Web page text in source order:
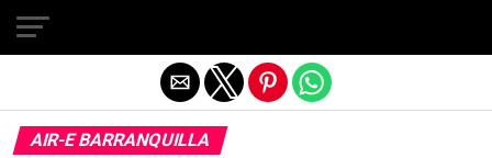
AIR-E BARRANQUILLA